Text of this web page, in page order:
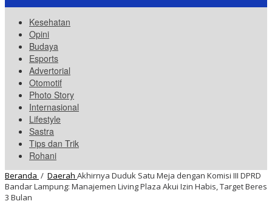
Kesehatan
Opini
Budaya
Esports
Advertorial
Otomotif
Photo Story
Internasional
Lifestyle
Sastra
Tips dan Trik
Rohani
Beranda / Daerah Akhirnya Duduk Satu Meja dengan Komisi III DPRD
Bandar Lampung: Manajemen Living Plaza Akui Izin Habis, Target Beres
3 Bulan